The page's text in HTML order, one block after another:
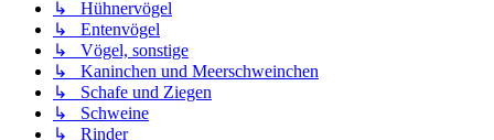
↳ Hühnervögel
↳ Entenvögel
↳ Vögel, sonstige
↳ Kaninchen und Meerschweinchen
↳ Schafe und Ziegen
↳ Schweine
↳ Rinder